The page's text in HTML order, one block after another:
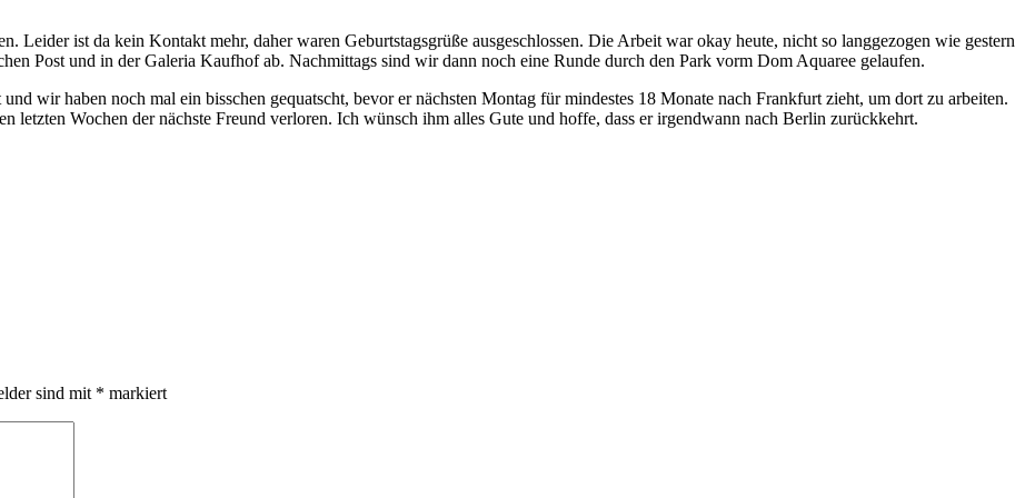
Leider ist da kein Kontakt mehr, daher waren Geburtstagsgrüße ausgeschlossen. Die Arbeit war okay heute, nicht so langgezogen wie gestern
Post und in der Galeria Kaufhof ab. Nachmittags sind wir dann noch eine Runde durch den Park vorm Dom Aquaree gelaufen.
wir haben noch mal ein bisschen gequatscht, bevor er nächsten Montag für mindestes 18 Monate nach Frankfurt zieht, um dort zu arbeiten.
letzten Wochen der nächste Freund verloren. Ich wünsch ihm alles Gute und hoffe, dass er irgendwann nach Berlin zurückkehrt.
sind mit * markiert